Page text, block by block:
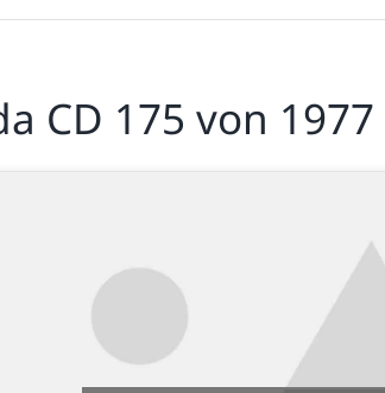
CD 175 von 1977